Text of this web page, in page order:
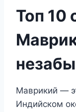
Топ 10
Маврикий —
Индийском